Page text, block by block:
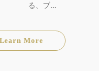
る、ブ…
Learn More